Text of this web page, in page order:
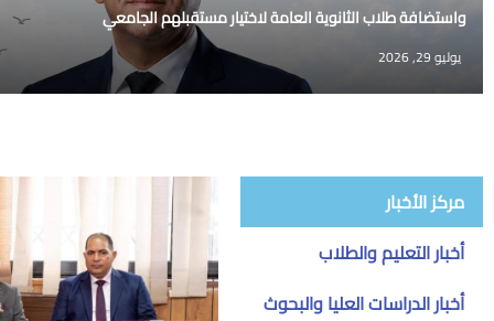
واستضافة طلاب الثانوية العامة لاختيار مستقبلهم الجامعي
يوليو 29, 2026
مركز الأخبار
أخبار التعليم والطلاب
أخبار الدراسات العليا والبحوث